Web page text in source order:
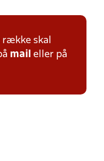
skal
mail eller på